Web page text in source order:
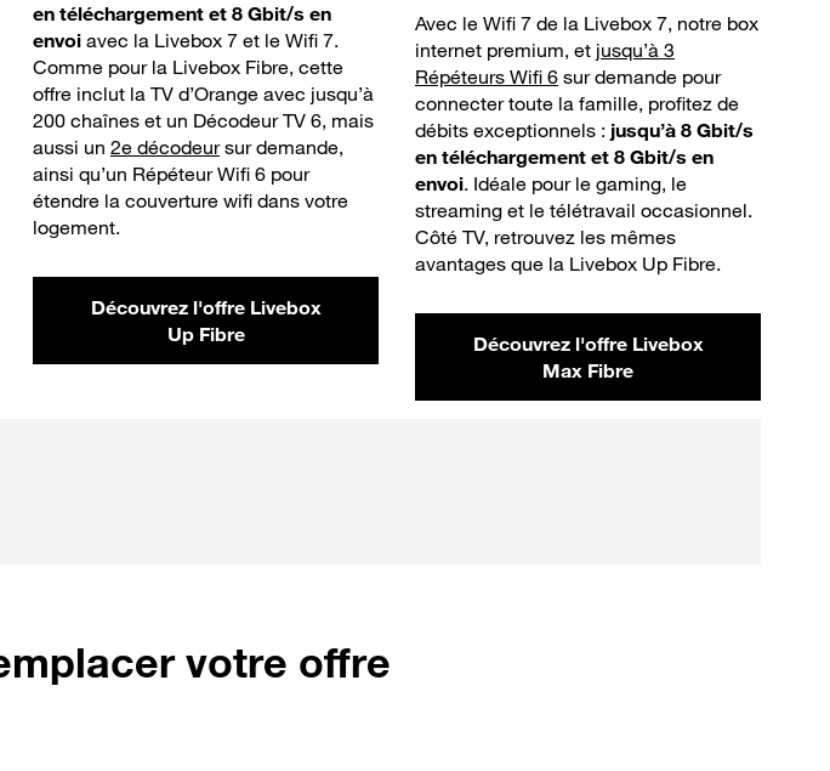
en téléchargement et 8 Gbit/s en
envoi avec la Livebox 7 et le Wifi 7.
Comme pour la Livebox Fibre, cette
offre inclut la TV d’Orange avec jusqu’à
200 chaînes et un Décodeur TV 6, mais
aussi un 2e décodeursur demande,
ainsi qu’un Répéteur Wifi 6 pour
étendre la couverture wifi dans votre
logement.
Découvrez l'offre Livebox
Up Fibre
Avec le Wifi 7 de la Livebox 7, notre box
internet premium, et jusqu’à 3
Répéteurs Wifi 6 sur demande pour
connecter toute la famille, profitez de
débits exceptionnels : jusqu’à 8 Gbit/s
en téléchargement et 8 Gbit/s en
envoi. Idéale pour le gaming, le
streaming et le télétravail occasionnel.
Côté TV, retrouvez les mêmes
avantages que la Livebox Up Fibre.
Découvrez l'offre Livebox
Max Fibre
votre offre